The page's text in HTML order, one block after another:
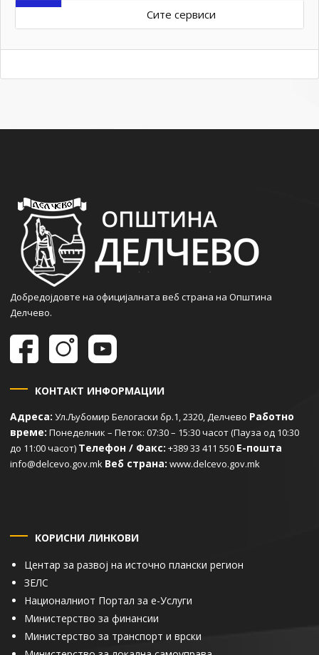
Сите сервиси
Добредојдовте на официјалната веб страна на Општина
Делчево.
КОНТАКТ ИНФОРМАЦИИ
Адреса: Ул.Љубомир Белогаски бр.1, 2320, Делчево Работно
време: Понеделник – Петок: 07:30 – 15:30 часот (Пауза од 10:30
до 11:00 часот) Телефон / Факс: +389 33 411 550 Е-пошта
info@delcevo.gov.mk Веб страна: www.delcevo.gov.mk
КОРИСНИ ЛИНКОВИ
Центар за развој на источно плански регион
ЗЕЛС
Националниот Портал за е-Услуги
Министерство за финансии
Министерство за транспорт и врски